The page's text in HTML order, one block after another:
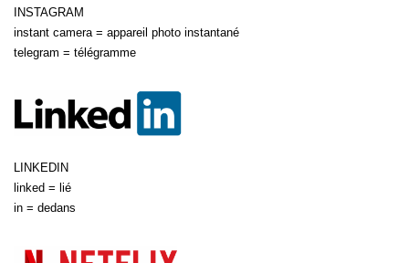
INSTAGRAM
instant camera = appareil photo instantané
telegram = télégramme
LINKEDIN
linked = lié
in = dedans